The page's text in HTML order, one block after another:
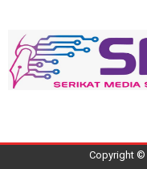
Copyright ©